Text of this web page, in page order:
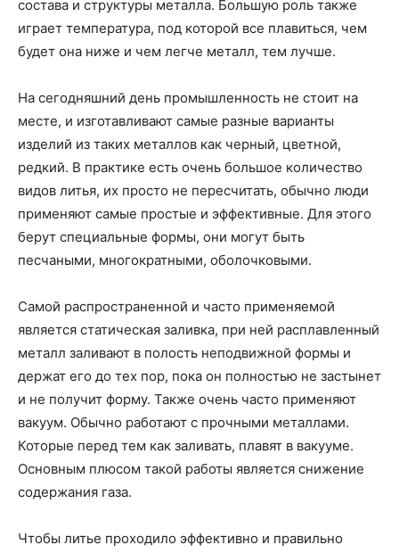
состава и структуры металла. Большую роль также
играет температура, под которой все плавиться, чем
будет она ниже и чем легче металл, тем лучше.
На сегодняшний день промышленность не стоит на
месте, и изготавливают самые разные варианты
изделий из таких металлов как черный, цветной,
редкий. В практике есть очень большое количество
видов литья, их просто не пересчитать, обычно люди
применяют самые простые и эффективные. Для этого
берут специальные формы, они могут быть
песчаными, многократными, оболочковыми.
Самой распространенной и часто применяемой
является статическая заливка, при ней расплавленный
металл заливают в полость неподвижной формы и
держат его до тех пор, пока он полностью не застынет
и не получит форму. Также очень часто применяют
вакуум. Обычно работают с прочными металлами.
Которые перед тем как заливать, плавят в вакууме.
Основным плюсом такой работы является снижение
содержания газа.
Чтобы литье проходило эффективно и правильно